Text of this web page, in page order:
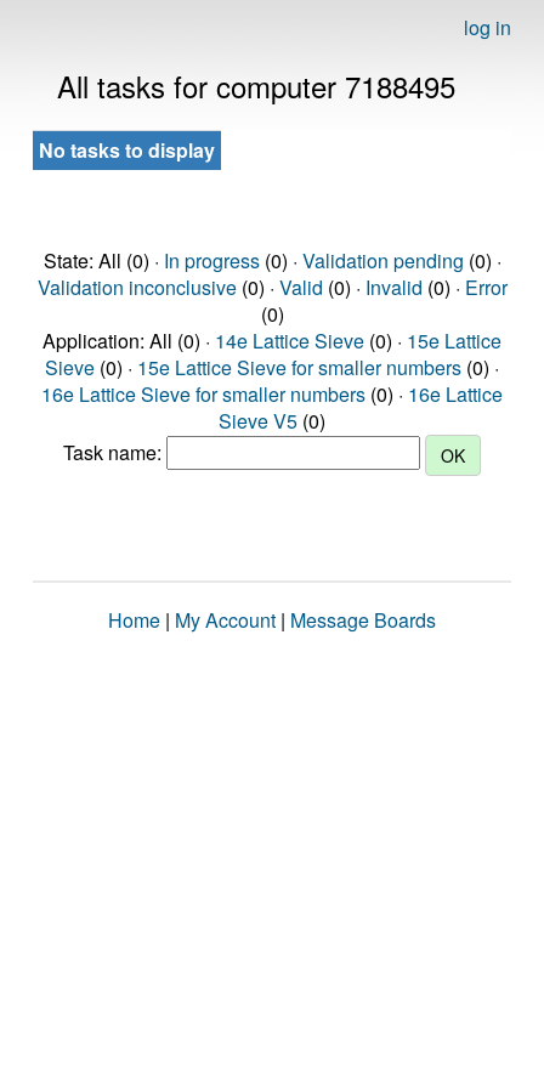
log in
All tasks for computer 7188495
No tasks to display
State: All (0) · In progress(0) · Validation pending (0) ·
Validation inconclusive(0) · Valid (0) · Invalid (0) · Error
(0)
Application: All (0) · 14e Lattice Sieve (0) · 15e Lattice
Sieve (0) · 15e Lattice Sieve for smaller numbers (0) ·
16e Lattice Sieve for smaller numbers (0) · 16e Lattice
Sieve V5 (0)
Task name:
Home | My Account | Message Boards